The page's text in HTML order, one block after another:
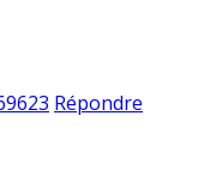
Répondre